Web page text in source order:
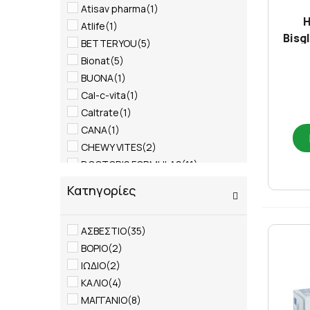
Atisav pharma(1)
Atlife(1)
BETTERYOU(5)
Bionat(5)
BUONA(1)
Cal-c-vita(1)
Caltrate(1)
CANA(1)
CHEWY VITES(2)
DOCTOR'S FORMULAS(11)
Excess med
FARMELLAS(1)
GENECOM
GEOPLAN NUTRACEUTICALS
HEALTH AID
Health pro(1)
Κατηγορίες
ΑΣΒΕΣΤΙΟ(35)
ΒΟΡΙΟ(2)
ΙΩΔΙΟ(2)
ΚΑΛΙΟ(4)
ΜΑΓΓΑΝΙΟ(8)